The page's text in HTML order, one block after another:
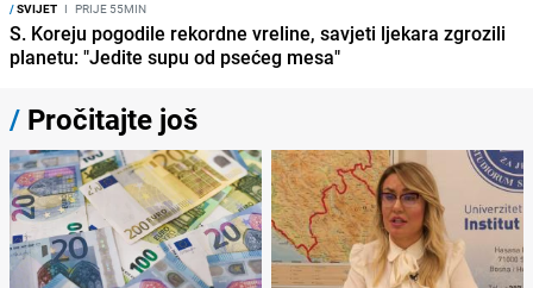
/SVIJET I PRIJE 55MIN
S. Koreju pogodile rekordne vreline, savjeti ljekara zgrozili
planetu: "Jedite supu od psećeg mesa"
/ Pročitajte još